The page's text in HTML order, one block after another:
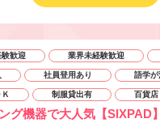
験歓迎 業界未経験歓迎
社員登用あり 語学が
制服貸出有 百貨店
グ機器で大人気【SIXPAD